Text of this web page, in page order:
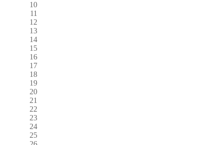
10
11
12
13
14
15
16
17
18
19
20
21
22
23
24
25